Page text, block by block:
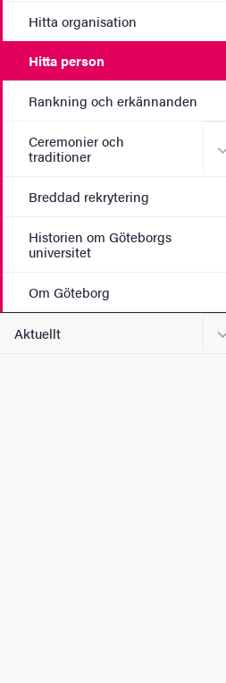
Hitta organisation
Hitta person
Rankning och erkännanden
Ceremonier och
traditioner
Breddad rekrytering
Historien om Göteborgs
universitet
Om Göteborg
Aktuellt